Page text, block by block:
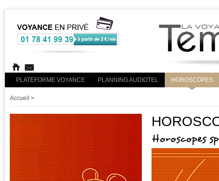
PLATEFORME VOYANCE PLANNING AUDIOTEL HOROSCOPES
Accueil >
Horoscopes